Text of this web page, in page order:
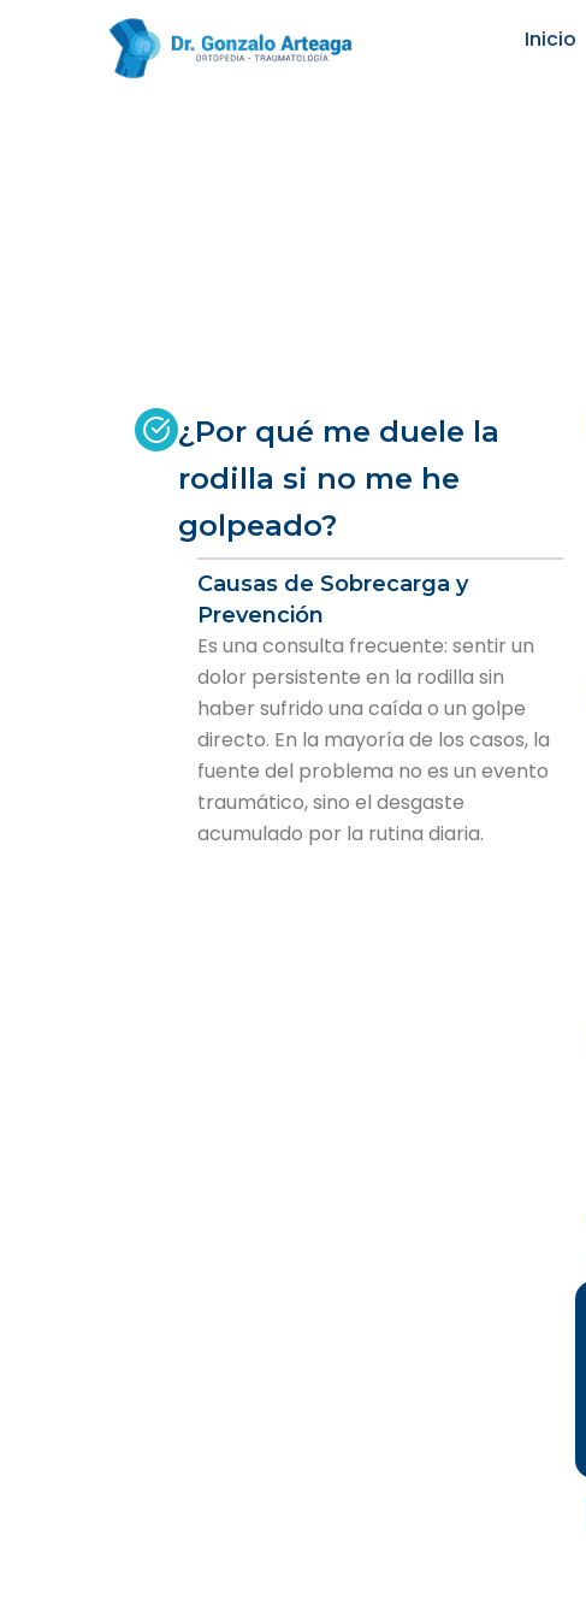
Inicio
¿Por qué me duele la
rodilla si no me he
golpeado?
Causas de Sobrecarga y
Prevención
Es una consulta frecuente: sentir un
dolor persistente en la rodilla sin
haber sufrido una caída o un golpe
directo. En la mayoría de los casos, la
fuente del problema no es un evento
traumático, sino el desgaste
acumulado por la rutina diaria.